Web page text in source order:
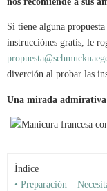
Si tiene alguna
instrucciónes gratis, le
diverción al probar las
Una mirada
Índice
• Preparación –